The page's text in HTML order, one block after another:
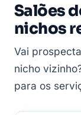
Salões
nichos
Vai
nicho
para os